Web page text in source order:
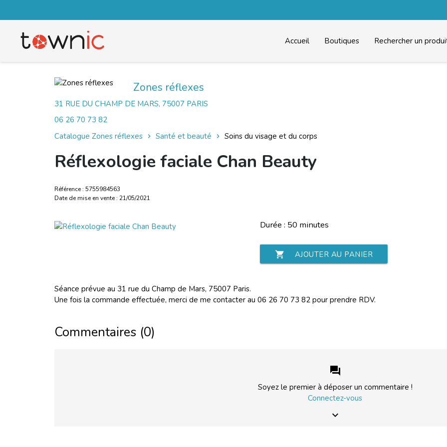
Accueil Boutiques Rechercher un
Zones réflexes
31 RUE DU CHAMP DE MARS, 75007 PARIS
06 26 70 73 82
Catalogue Zones réflexes
Santé et beauté Soins du visage et du corps
Réflexologie faciale Chan Beauty
Référence : 5755984563
Date de mise en vente : 21/05/2021
Durée : 50 minutes
shopping_cart AJOUTER AU PANIER
Séance prévue au 31 rue du Champ de Mars, 75007 Paris.
Une fois la commande effectuée, merci de me contacter au 06 26 70 73 82 pour prendre RDV.
Commentaires (0)
forum
Soyez le premier à déposer un commentaire !
Connectez-vous
keyboard_arrow_down